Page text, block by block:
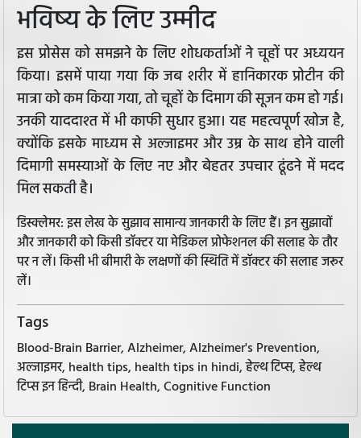
भविष्य के लिए उम्मीद
इस प्रोसेस को समझने के लिए शोधकर्ताओं ने चूहों पर अध्ययन
किया। इसमें पाया गया कि जब शरीर में हानिकारक प्रोटीन की
मात्रा को कम किया गया, तो चूहों के दिमाग की सूजन कम हो गई।
उनकी याददाश्त में भी काफी सुधार हुआ। यह महत्वपूर्ण खोज है,
क्योंकि इसके माध्यम से अल्जाइमर और उम्र के साथ होने वाली
दिमागी समस्याओं के लिए नए और बेहतर उपचार ढूंढने में मदद
मिल सकती है।
डिस्क्लेमर: इस लेख के सुझाव सामान्य जानकारी के लिए हैं। इन सुझावों
और जानकारी को किसी डॉक्टर या मेडिकल प्रोफेशनल की सलाह के तौर
पर न लें। किसी भी बीमारी के लक्षणों की स्थिति में डॉक्टर की सलाह जरूर
लें।
Tags
Blood-Brain Barrier, Alzheimer, Alzheimer's Prevention,
अल्जाइमर, health tips, health tips in hindi, हेल्थ टिप्स, हेल्थ
टिप्स इन हिन्दी, Brain Health, Cognitive Function